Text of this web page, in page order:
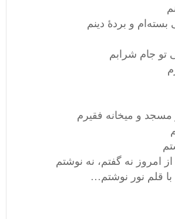
و بردۀ دینم
تو جام شرابم
مسجد و میخانه فقیرم
امروز نه گفتم، نه نوشتم
قلم نور نوشتم…